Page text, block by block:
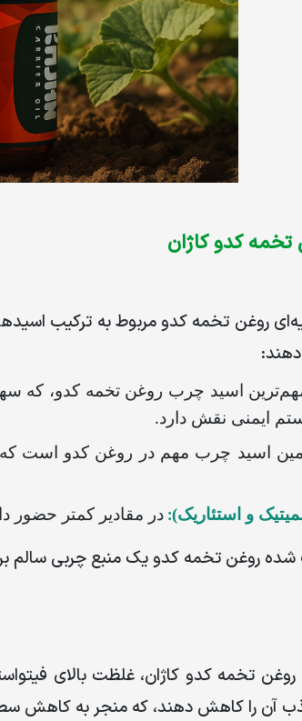
تخمه کدو کاژان
روغن تخمه کدو مربوط به ترکیب
:
اسید چرب روغن تخمه کدو، که
ایمنی نقش دارد.
اسید چرب مهم در روغن کدو است
و استئاریک): در مقادیر کمتر حضور
شده روغن تخمه کدو یک منبع چربی سالم
تخمه کدو کاژان، غلظت بالای
آن را کاهش دهند، که منجر به